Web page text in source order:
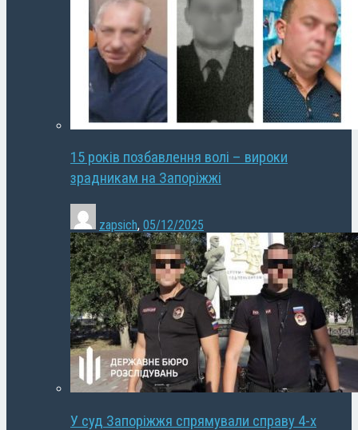
15 років позбавлення волі – вироки
зрадникам на Запоріжжі
zapsich, 05/12/2025
У суд Запоріжжя спрямували справу 4-х